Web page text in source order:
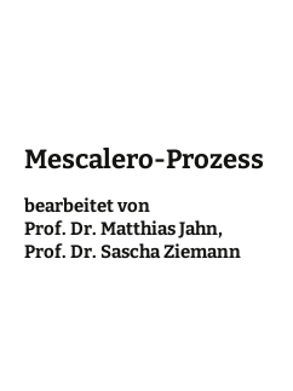
Mescalero-Prozess
bearbei­tet von
Prof. Dr. Matthi­as Jahn,
Prof. Dr. Sascha Ziemann